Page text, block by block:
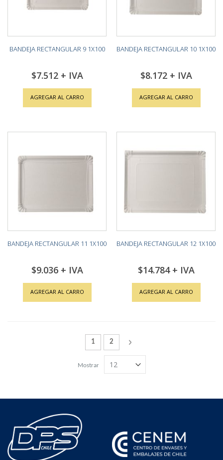
BANDEJA RECTANGULAR 9 1X100
$7.512
AGREGAR AL CARRO
BANDEJA RECTANGULAR 10 1X100
$8.172
AGREGAR AL CARRO
BANDEJA RECTANGULAR 11 1X100
$9.036
AGREGAR AL CARRO
BANDEJA RECTANGULAR 12 1X100
$14.784
AGREGAR AL CARRO
Página
Actualmente estás leyendo la página
1 Página
2 Página
Siguiente
Mostrar